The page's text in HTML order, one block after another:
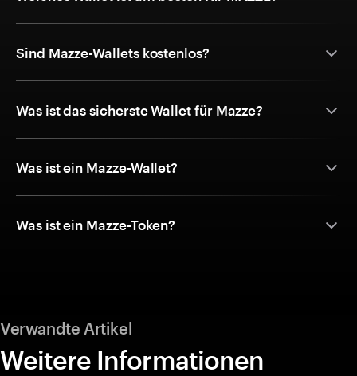
Sind Mazze-Wallets kostenlos?
Was ist das sicherste Wallet für Mazze?
Was ist ein Mazze-Wallet?
Was ist ein Mazze-Token?
Verwandte Artikel
Weitere Informationen